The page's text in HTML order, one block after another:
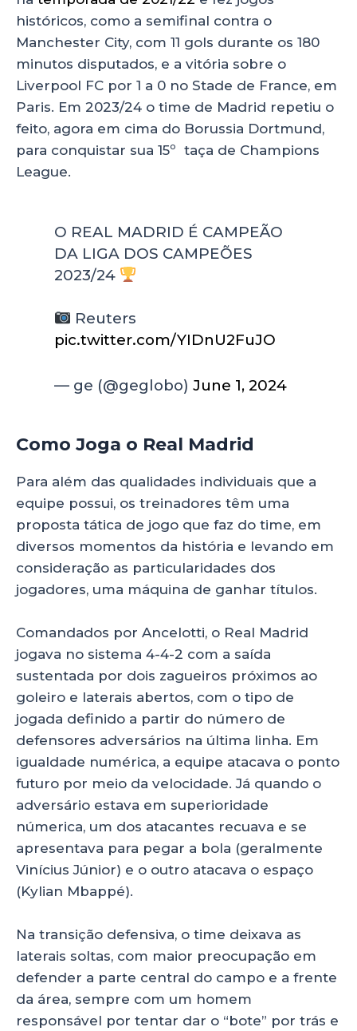
históricos, como a semifinal contra o
Manchester City, com 11 gols durante os 180
minutos disputados, e a vitória sobre o
Liverpool FC por 1 a 0 no Stade de France, em
Paris. Em 2023/24 o time de Madrid repetiu o
feito, agora em cima do Borussia Dortmund,
para conquistar sua 15º taça de Champions
League.
O REAL MADRID É CAMPEÃO
DA LIGA DOS CAMPEÕES
2023/24
Reuters
pic.twitter.com/YIDnU2FuJO
— ge (@geglobo)June 1, 2024
Como Joga o Real Madrid
Para além das qualidades individuais que a
equipe possui, os treinadores têm uma
proposta tática de jogo que faz do time, em
diversos momentos da história e levando em
consideração as particularidades dos
jogadores, uma máquina de ganhar títulos.
Comandados por Ancelotti, o Real Madrid
jogava no sistema 4-4-2 com a saída
sustentada por dois zagueiros próximos ao
goleiro e laterais abertos, com o tipo de
jogada definido a partir do número de
defensores adversários na última linha. Em
igualdade numérica, a equipe atacava o ponto
futuro por meio da velocidade. Já quando o
adversário estava em superioridade
númerica, um dos atacantes recuava e se
apresentava para pegar a bola (geralmente
Vinícius Júnior) e o outro atacava o espaço
(Kylian Mbappé).
Na transição defensiva, o time deixava as
laterais soltas, com maior preocupação em
defender a parte central do campo e a frente
da área, sempre com um homem
responsável por tentar dar o “bote” por trás e